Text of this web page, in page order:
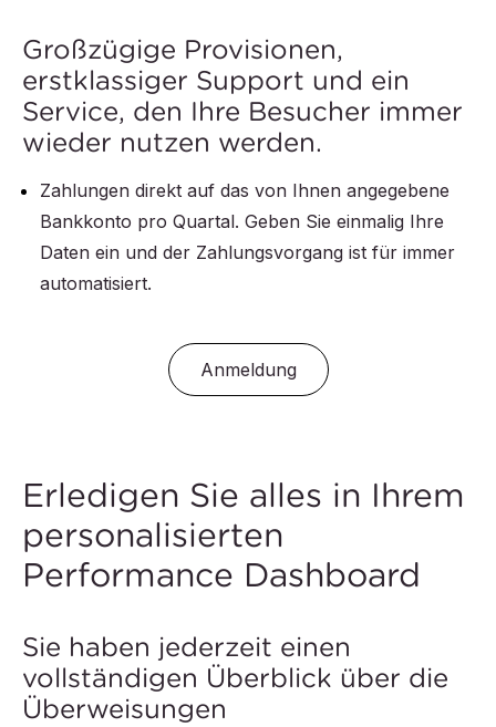
Großzügige Provisionen,
erstklassiger Support und ein
Service, den Ihre Besucher immer
wieder nutzen werden.
Zahlungen direkt auf das von Ihnen angegebene
Bankkonto pro Quartal. Geben Sie einmalig Ihre
Daten ein und der Zahlungsvorgang ist für immer
automatisiert.
Anmeldung
Erledigen Sie alles in Ihrem
personalisierten
Performance Dashboard
Sie haben jederzeit einen
vollständigen Überblick über die
Überweisungen